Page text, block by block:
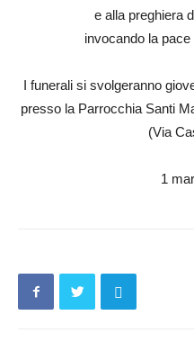
e alla preghiera
invocando la
I funerali si svolgeranno
presso la Parrocchia Santi
(Via
1